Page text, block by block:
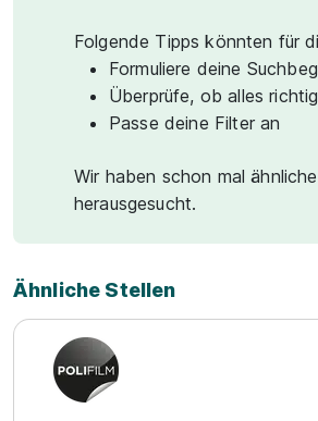
Folgende Tipps könnten für
Formuliere deine
Überprüfe, ob alles
Passe deine Filter an
Wir haben schon mal
herausgesucht.
Ähnliche Stellen